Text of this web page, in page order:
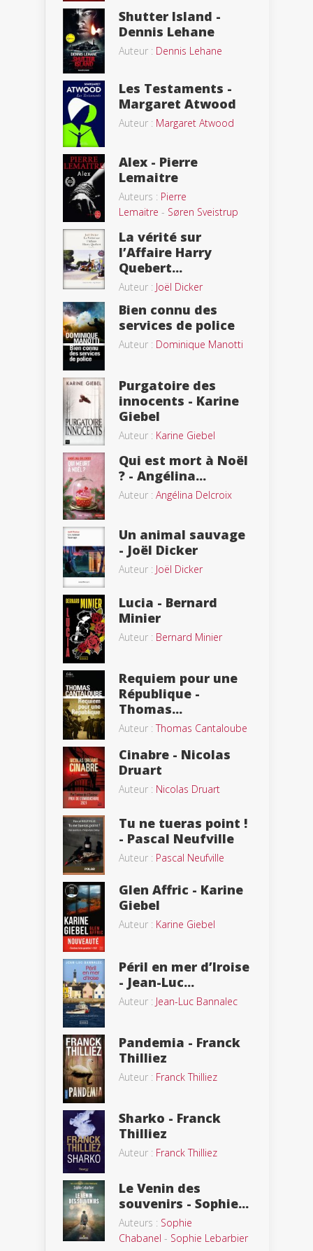
Shutter Island -
Dennis Lehane
Auteur : Dennis Lehane
Les Testaments -
Margaret Atwood
Auteur : Margaret Atwood
Alex - Pierre
Lemaitre
Auteurs : Pierre
Lemaitre - Søren Sveistrup
La vérité sur
l’Affaire Harry
Quebert...
Auteur : Joël Dicker
Bien connu des
services de police
Auteur : Dominique Manotti
Purgatoire des
innocents - Karine
Giebel
Auteur : Karine Giebel
Qui est mort à Noël
? - Angélina...
Auteur : Angélina Delcroix
Un animal sauvage
- Joël Dicker
Auteur : Joël Dicker
Lucia - Bernard
Minier
Auteur : Bernard Minier
Requiem pour une
République -
Thomas...
Auteur :Thomas Cantaloube
Cinabre - Nicolas
Druart
Auteur : Nicolas Druart
Tu ne tueras point !
- Pascal Neufville
Auteur : Pascal Neufville
Glen Affric - Karine
Giebel
Auteur : Karine Giebel
Péril en mer d’Iroise
- Jean-Luc...
Auteur : Jean-Luc Bannalec
Pandemia - Franck
Thilliez
Auteur : Franck Thilliez
Sharko - Franck
Thilliez
Auteur : Franck Thilliez
Le Venin des
souvenirs - Sophie...
Auteurs : Sophie
Chabanel - Sophie Lebarbier